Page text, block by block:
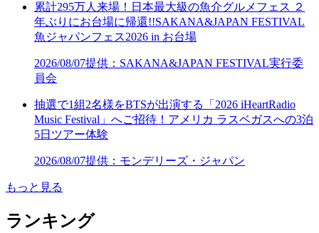
累計295万人来場！日本最大級の魚介グルメフェス ２
年ぶりにお台場に帰還!!SAKANA&JAPAN FESTIVAL
魚ジャパンフェス2026 in お台場
2026/08/07提供：SAKANA&JAPAN FESTIVAL実行委
員会
抽選で1組2名様をBTSが出演する「2026 iHeartRadio
Music Festival」へご招待！アメリカ ラスベガスへの3泊
5日ツアー体験
2026/08/07提供：モンデリーズ・ジャパン
もっと見る
ランキング